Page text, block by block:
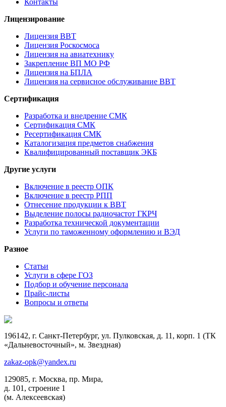
Лицензирование
Лицензия ВВТ
Лицензия Роскосмоса
Лицензия на авиатехнику
Закрепление ВП МО РФ
Лицензия на БПЛА
Лицензия на сервисное обслуживание ВВТ
Сертификация
Разработка и внедрение СМК
Сертификация СМК
Ресертификация СМК
Каталогизация предметов снабжения
Квалифицированный поставщик ЭКБ
Другие услуги
Включение в реестр ОПК
Включение в реестр РПП
Отнесение продукции к ВВТ
Выделение полосы радиочастот ГКРЧ
Разработка технической документации
Услуги по таможенному оформлению и ВЭД
Разное
Статьи
Услуги в сфере ГОЗ
Подбор и обучение персонала
Прайс-листы
Вопросы и ответы
196142, г. Санкт-Петербург, ул. Пулковская, д. 11, корп. 1 (ТК
«Дальневосточный», м. Звездная)
zakaz-opk@yandex.ru
129085, г. Москва, пр. Мира,
д. 101, строение 1
(м. Алексеевская)